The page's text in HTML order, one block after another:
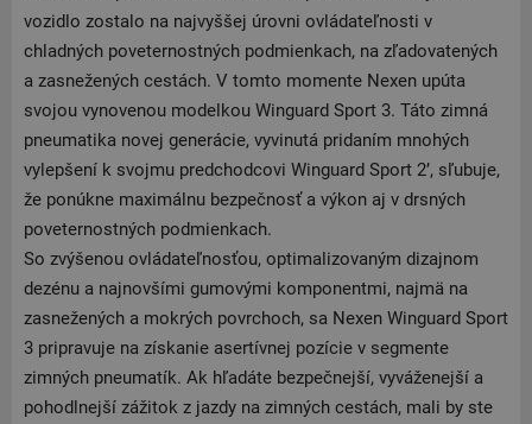
vozidlo zostalo na najvyššej úrovni ovládateľnosti v
chladných poveternostných podmienkach, na zľadovatených
a zasnežených cestách. V tomto momente Nexen upúta
svojou vynovenou modelkou Winguard Sport 3. Táto zimná
pneumatika novej generácie, vyvinutá pridaním mnohých
vylepšení k svojmu predchodcovi Winguard Sport 2’, sľubuje,
že ponúkne maximálnu bezpečnosť a výkon aj v drsných
poveternostných podmienkach.
So zvýšenou ovládateľnosťou, optimalizovaným dizajnom
dezénu a najnovšími gumovými komponentmi, najmä na
zasnežených a mokrých povrchoch, sa Nexen Winguard Sport
3 pripravuje na získanie asertívnej pozície v segmente
zimných pneumatík. Ak hľadáte bezpečnejší, vyváženejší a
pohodlnejší zážitok z jazdy na zimných cestách, mali by ste